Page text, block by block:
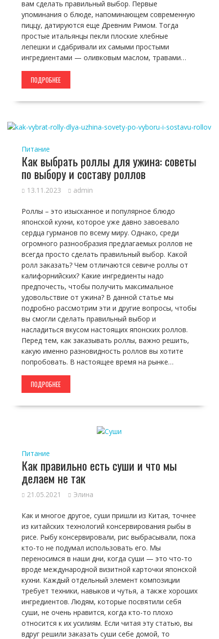
вам сделать правильный выбор. Первые
упоминания о блюде, напоминающем современную
пиццу, датируются еще Древним Римом. Тогда
простые итальянцы пекли плоские хлебные
лепешки и сдабривали их самыми простыми
ингредиентами — оливковым маслом, травами…
ПОДРОБНЕЕ
Питание
Как выбрать роллы для ужина: советы
по выбору и составу роллов
13.11.2023 admin
Роллы – это изысканное и популярное блюдо
японской кухни, которое уже давно завоевало
сердца гурманов по всему миру. Однако, среди
огромного разнообразия предлагаемых роллов не
всегда просто сделать правильный выбор. Какой
ролл заказать? Чем отличаются севиче роллы от
калифорнийских? Какие ингредиенты надо
предпочесть, чтобы получить максимальное
удовольствие от ужина? В данной статье мы
подробно рассмотрим эти и другие вопросы, чтобы
вы смогли сделать правильный выбор и
насладиться вкусом настоящих японских роллов.
Перед тем, как заказывать роллы, важно решить,
какую именно разновидность роллов вы хотите
попробовать. В настоящее время на рынке…
ПОДРОБНЕЕ
Питание
Как правильно есть суши и что мы
делаем не так
21.05.2021 Элина
Как и многое другое, суши пришли из Китая, точнее
из китайских технологий консервирования рыбы в
рисе. Рыбу консервировали, рис выбрасывали, пока
кто-то не подумал использовать его. Мы
переносимся в наши дни, когда суши — это что-то
вроде международной визитной карточки японской
кухни. Каждый отдельный элемент композиции
требует техники, навыков и чутья, а также хороших
ингредиентов. Людям, которые посвятили себя
суши, не очень нравится, когда кто-то плохо
относится к их усилиям. Если читая эту статью, вы
вдруг решили заказать суши себе домой, то